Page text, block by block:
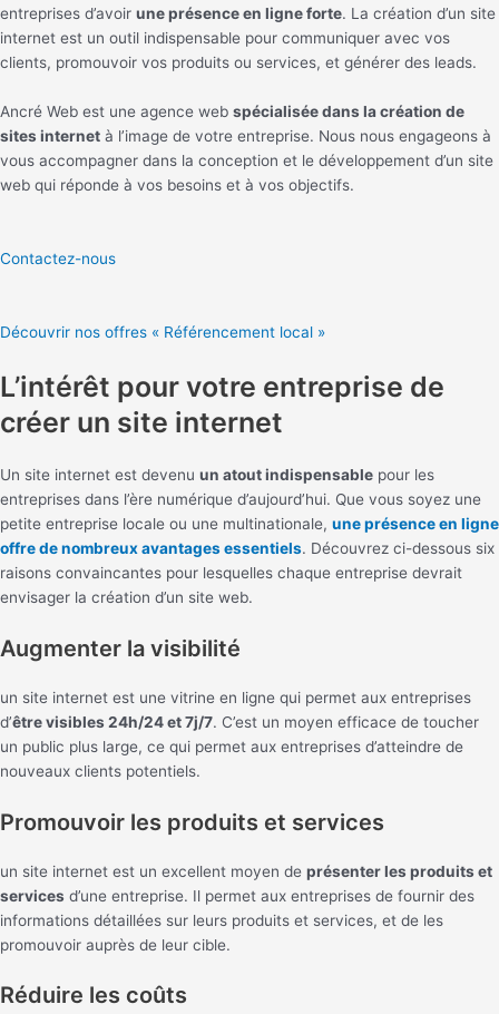
entreprises d’avoir une présence en ligne forte. La création d’un site
internet est un outil indispensable pour communiquer avec vos
clients, promouvoir vos produits ou services, et générer des leads.
Ancré Web est une agence web spécialisée dans la création de
sites internet à l’image de votre entreprise. Nous nous engageons à
vous accompagner dans la conception et le développement d’un site
web qui réponde à vos besoins et à vos objectifs.
Contactez-nous
Découvrir nos offres « Référencement local »
L’intérêt pour votre entreprise de
créer un site internet
Un site internet est devenu un atout indispensable pour les
entreprises dans l’ère numérique d’aujourd’hui. Que vous soyez une
petite entreprise locale ou une multinationale, une présence en ligne
offre de nombreux avantages essentiels. Découvrez ci-dessous six
raisons convaincantes pour lesquelles chaque entreprise devrait
envisager la création d’un site web.
Augmenter la visibilité
un site internet est une vitrine en ligne qui permet aux entreprises
d’être visibles 24h/24 et 7j/7. C’est un moyen efficace de toucher
un public plus large, ce qui permet aux entreprises d’atteindre de
nouveaux clients potentiels.
Promouvoir les produits et services
un site internet est un excellent moyen de présenter les produits et
services d’une entreprise. Il permet aux entreprises de fournir des
informations détaillées sur leurs produits et services, et de les
promouvoir auprès de leur cible.
Réduire les coûts